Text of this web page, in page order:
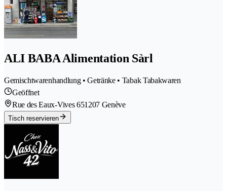
ALI BABA Alimentation Sàrl
Gemischtwarenhandlung • Getränke • Tabak Tabakwaren
Geöffnet
Rue des Eaux-Vives 651207 Genève
Tisch reservieren